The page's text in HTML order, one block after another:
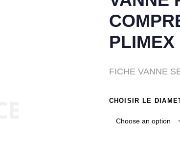
PLIMEX
FICHE VANNE
CHOISIR LE